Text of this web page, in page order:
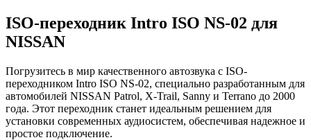
ISO-переходник Intro ISO NS-02 для
NISSAN
Погрузитесь в мир качественного автозвука с ISO-
переходником Intro ISO NS-02, специально разработанным для
автомобилей NISSAN Patrol, X-Trail, Sanny и Terrano до 2000
года. Этот переходник станет идеальным решением для
установки современных аудиосистем, обеспечивая надежное и
простое подключение.